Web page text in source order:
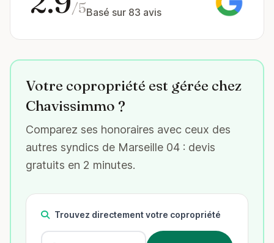
/5Basé sur 83 avis
Votre copropriété est gérée chez
Chavissimmo ?
Comparez ses honoraires avec ceux des
autres syndics de Marseille 04 : devis
gratuits en 2 minutes.
Trouvez directement votre copropriété